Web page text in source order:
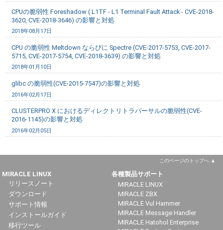
CPUの脆弱性 Foreshadow ( L1TF - L1 Terminal Fault Attack - CVE-2018-
3620, CVE-2018-3646) の影響と対処
2018年08月17日
CPU の脆弱性 Meltdown ならびに Spectre (CVE-2017-5753, CVE-2017-
5715, CVE-2017-5754, CVE-2018-3639) の影響と対処
2018年01月10日
glibc の脆弱性(CVE-2015-7547)の影響と対処
2016年02月17日
CLUSTERPRO X におけるディレクトリトラバーサルの脆弱性(CVE-
2016-1145)の影響と対処
2016年02月05日
このページのトップへ
MIRACLE LINUX
リリースノート
ダウンロード
サポート情報
インストールガイド
移行ツール
各種製品サポート
MIRACLE LINUX
MIRACLE ZBX
MIRACLE Vul Hammer
MIRACLE Message Handler
MIRACLE Hatohol Enterprise